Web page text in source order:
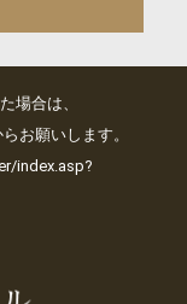
場合は、
お願いします。
index.asp?